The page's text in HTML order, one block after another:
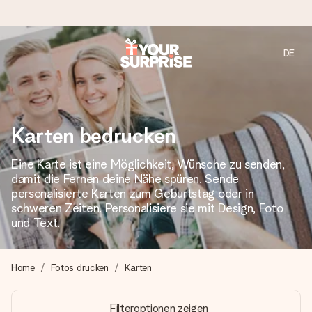
Heute bestellt, in 1 Werktag verschickt
Wir bereiten dein Geschenk sorgfältig vor und schicken es
blitzschnell – damit du es genau zum richtigen Zeitpunkt
überreichen kannst, wenn es am meisten zählt.
4,8 (basierend auf +15.000 Bewertungen)
Unsere Geschenke begeistern. Kunden bewerten uns mit
4,8 bei Google Reviews (Gesamtergebnis aller Länder, in
die wir versenden).
Mit Liebe gemacht, im Handumdrehen
DE
Karten bedrucken
Eine Karte ist eine Möglichkeit, Wünsche zu senden,
damit die Fernen deine Nähe spüren. Sende
personalisierte Karten zum Geburtstag oder in
schweren Zeiten. Personalisiere sie mit Design, Foto
und Text.
Home Fotos drucken Karten
Filteroptionen zeigen